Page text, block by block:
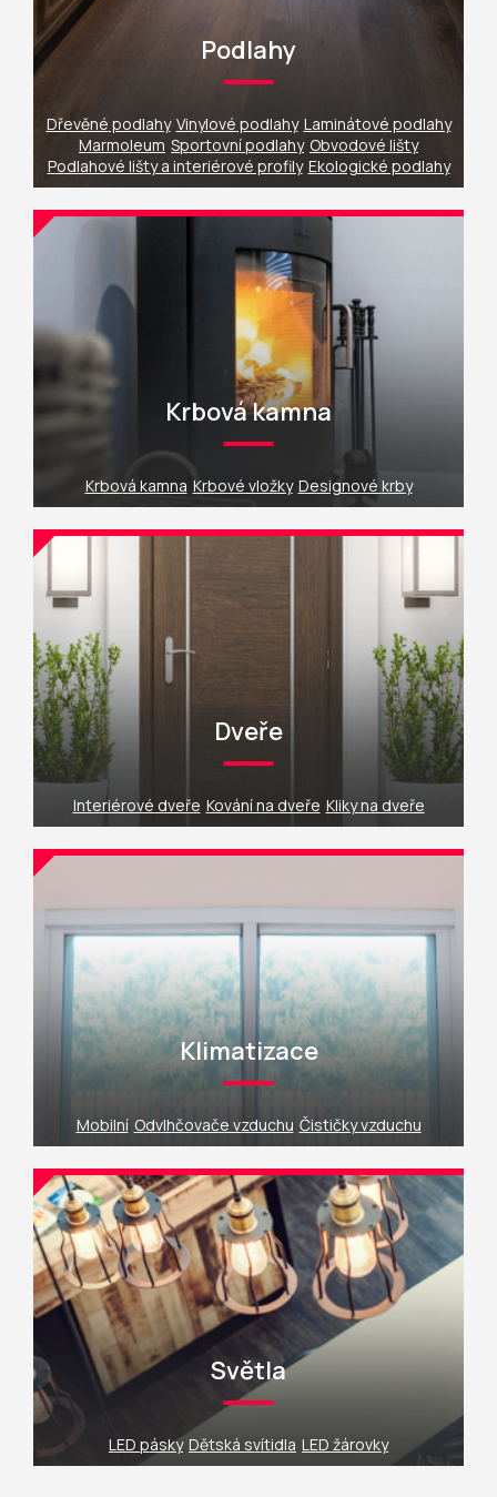
Podlahy
Dřevěné podlahy Vinylové podlahy Laminátové podlahy
Marmoleum Sportovní podlahy Obvodové lišty
Podlahové lišty a interiérové profily Ekologické podlahy
Krbová kamna
Krbová kamna Krbové vložky Designové krby
Dveře
Interiérové dveře Kování na dveře Kliky na dveře
Klimatizace
Mobilní Odvlhčovače vzduchu Čističky vzduchu
Světla
LED pásky Dětská svítidla LED žárovky